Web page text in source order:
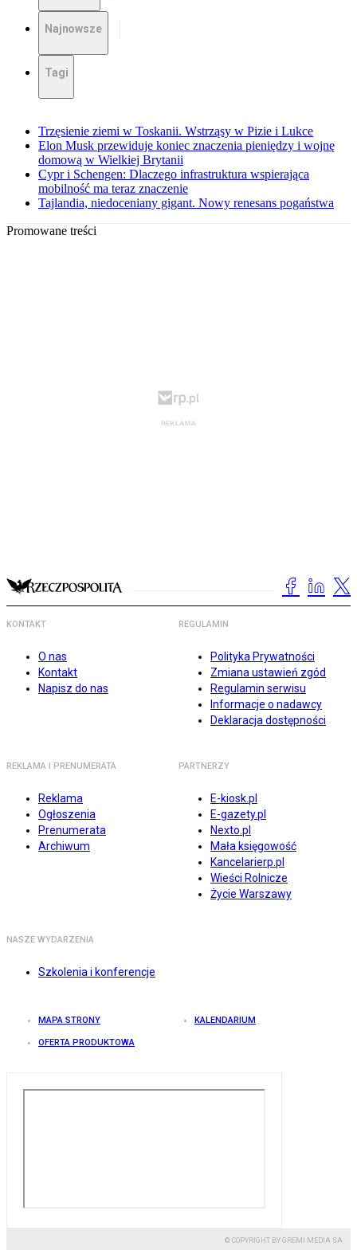
Najnowsze
Tagi
Trzęsienie ziemi w Toskanii. Wstrząsy w Pizie i Lukce
Elon Musk przewiduje koniec znaczenia pieniędzy i wojnę
domową w Wielkiej Brytanii
Cypr i Schengen: Dlaczego infrastruktura wspierająca
mobilność ma teraz znaczenie
Tajlandia, niedoceniany gigant. Nowy renesans pogaństwa
Promowane treści
KONTAKT
O nas
Kontakt
Napisz do nas
REGULAMIN
Polityka Prywatności
Zmiana ustawień zgód
Regulamin serwisu
Informacje o nadawcy
Deklaracja dostępności
REKLAMA I PRENUMERATA
Reklama
Ogłoszenia
Prenumerata
Archiwum
PARTNERZY
E-kiosk.pl
E-gazety.pl
Nexto.pl
Mała księgowość
Kancelarierp.pl
Wieści Rolnicze
Życie Warszawy
NASZE WYDARZENIA
Szkolenia i konferencje
MAPA STRONY KALENDARIUM
OFERTA PRODUKTOWA
© COPYRIGHT BY GREMI MEDIA SA